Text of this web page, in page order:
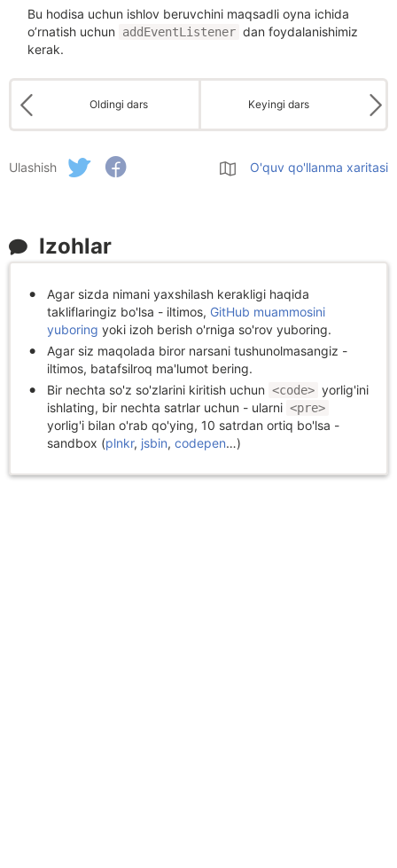
Bu hodisa uchun ishlov beruvchini maqsadli oyna ichida
o’rnatish uchun
addEventListener dan foydalanishimiz
kerak.
Oldingi dars Keyingi dars
Ulashish O'quv qo'llanma xaritasi
Izohlar
Agar sizda nimani yaxshilash kerakligi haqida
takliflaringiz bo'lsa - iltimos, GitHub muammosini
yuboring yoki izoh berish o'rniga so'rov yuboring.
Agar siz maqolada biror narsani tushunolmasangiz -
iltimos, batafsilroq ma'lumot bering.
Bir nechta so'z so'zlarini kiritish uchun <code> yorlig'ini
ishlating, bir nechta satrlar uchun - ularni <pre>
yorlig'i bilan o'rab qo'ying, 10 satrdan ortiq bo'lsa -
sandbox (plnkr, jsbin, codepen…)